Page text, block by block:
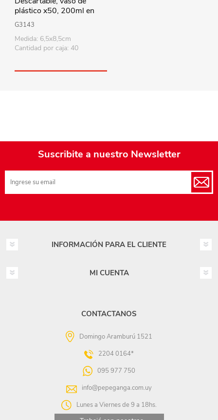
plástico x50, 200ml en
bolsa
G3143
Medida: 6,5x8,5cm
Cantidad por caja: 40
Suscribite a nuestro Newsletter
INFORMACIÓN PARA EL CLIENTE
MI CUENTA
CONTACTANOS
Domingo Aramburú 1521
2204 0164*
095 977 750
info@pepeganga.com.uy
Lunes a Viernes de 9 a 18hs.